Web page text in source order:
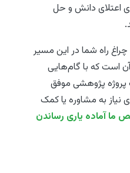
اعتلای دانش و حل
چراغ راه شما در این مسیر
است که با گام‌هایی
پروژه پژوهشی موفق
نیاز به مشاوره یا کمک
ما آماده یاری رساندن